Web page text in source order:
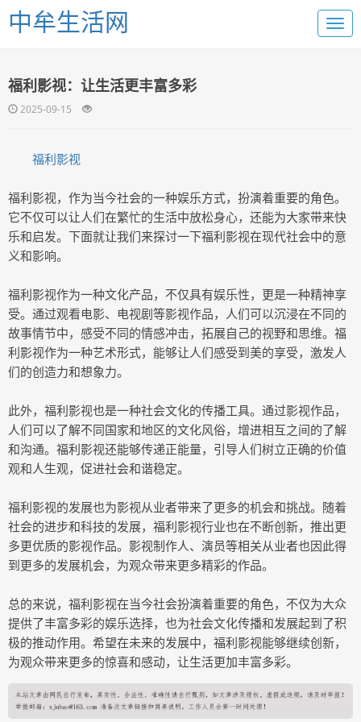
中牟生活网
福利影视：让生活更丰富多彩
2025-09-15
福利影视
福利影视，作为当今社会的一种娱乐方式，扮演着重要的角色。
它不仅可以让人们在繁忙的生活中放松身心，还能为大家带来快
乐和启发。下面就让我们来探讨一下福利影视在现代社会中的意
义和影响。
福利影视作为一种文化产品，不仅具有娱乐性，更是一种精神享
受。通过观看电影、电视剧等影视作品，人们可以沉浸在不同的
故事情节中，感受不同的情感冲击，拓展自己的视野和思维。福
利影视作为一种艺术形式，能够让人们感受到美的享受，激发人
们的创造力和想象力。
此外，福利影视也是一种社会文化的传播工具。通过影视作品，
人们可以了解不同国家和地区的文化风俗，增进相互之间的了解
和沟通。福利影视还能够传递正能量，引导人们树立正确的价值
观和人生观，促进社会和谐稳定。
福利影视的发展也为影视从业者带来了更多的机会和挑战。随着
社会的进步和科技的发展，福利影视行业也在不断创新，推出更
多更优质的影视作品。影视制作人、演员等相关从业者也因此得
到更多的发展机会，为观众带来更多精彩的作品。
总的来说，福利影视在当今社会扮演着重要的角色，不仅为大众
提供了丰富多彩的娱乐选择，也为社会文化传播和发展起到了积
极的推动作用。希望在未来的发展中，福利影视能够继续创新，
为观众带来更多的惊喜和感动，让生活更加丰富多彩。